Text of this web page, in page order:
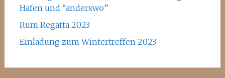
Hafen und “anderswo”
Rum Regatta 2023
Einladung zum Wintertreffen 2023